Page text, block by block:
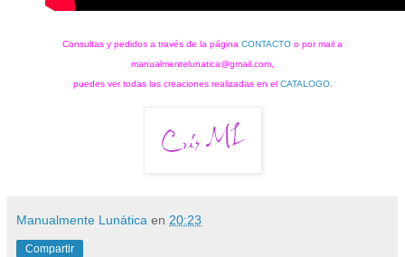
Consultas y pedidos a través de la página CONTACTO o por mail a
manualmentelunatica@gmail.com,
puedes ver todas las creaciones realizadas en elCATALOGO.
Manualmente Lunática en 20:23
Compartir